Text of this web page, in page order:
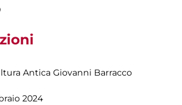
Antica Giovanni Barracco
2024